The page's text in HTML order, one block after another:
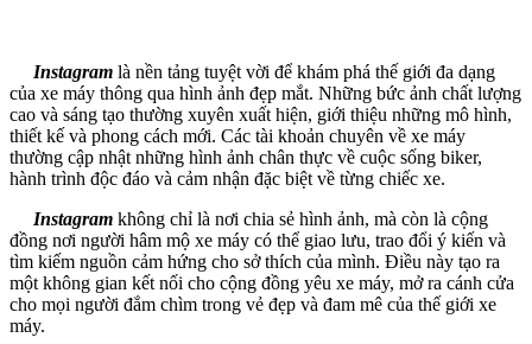
Instagram là nền tảng tuyệt vời để khám phá thế giới đa dạng
của xe máy thông qua hình ảnh đẹp mắt. Những bức ảnh chất lượng
cao và sáng tạo thường xuyên xuất hiện, giới thiệu những mô hình,
thiết kế và phong cách mới. Các tài khoản chuyên về xe máy
thường cập nhật những hình ảnh chân thực về cuộc sống biker,
hành trình độc đáo và cảm nhận đặc biệt về từng chiếc xe.
Instagram không chỉ là nơi chia sẻ hình ảnh, mà còn là cộng
đồng nơi người hâm mộ xe máy có thể giao lưu, trao đổi ý kiến và
tìm kiếm nguồn cảm hứng cho sở thích của mình. Điều này tạo ra
một không gian kết nối cho cộng đồng yêu xe máy, mở ra cánh cửa
cho mọi người đắm chìm trong vẻ đẹp và đam mê của thế giới xe
máy.